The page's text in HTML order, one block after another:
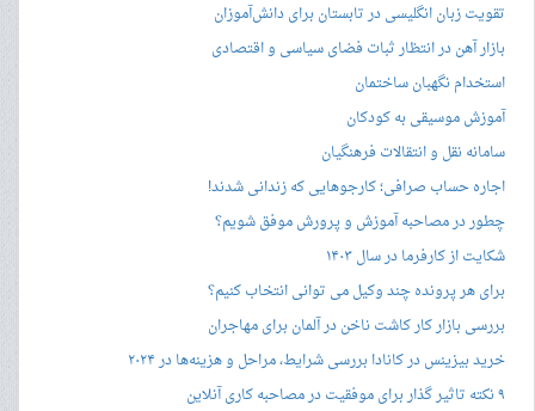
تقویت زبان انگلیسی در تابستان برای دانش‌آموزان
بازار آهن در انتظار ثبات فضای سیاسی و اقتصادی
استخدام نگهبان ساختمان
آموزش موسیقی به کودکان
سامانه نقل و انتقالات فرهنگیان
اجاره حساب صرافی؛ کارجوهایی که زندانی شدند!
چطور در مصاحبه‌ آموزش و پرورش موفق شویم؟
شکایت از کارفرما در سال ۱۴۰۳
برای هر پرونده چند وکیل می توانی انتخاب کنیم؟
بررسی بازار کار کاشت ناخن در آلمان برای مهاجران
خرید بیزینس در کانادا بررسی شرایط، مراحل و هزینه‌ها در ۲۰۲۴
۹ نکته تاثیر گذار برای موفقیت در مصاحبه کاری آنلاین